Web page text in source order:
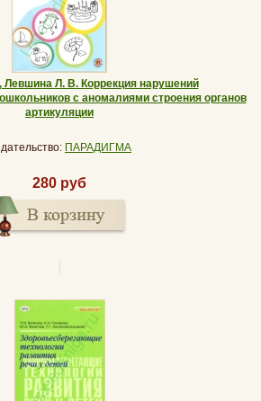
Левшина Л. В. Коррекция нарушений
с аномалиями строения органов
артикуляции
ПАРАДИГМА
280 руб